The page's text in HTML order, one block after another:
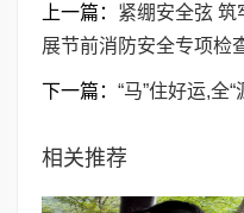
上一篇： 紧绷安全弦 筑
展节前消防安全专项检
下一篇： ​“马”住好运,全“
相关推荐